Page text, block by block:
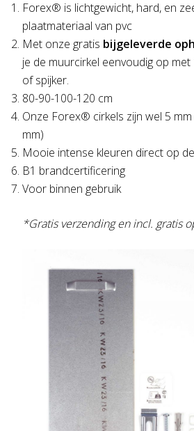
Forex® is lichtgewicht, hard, en
plaatmateriaal van pvc
Met onze gratis bijgeleverde
je de muurcirkel eenvoudig op
of spijker.
80-90-100-120 cm
Onze Forex® cirkels zijn wel 5 mm
mm)
Mooie intense kleuren direct op
B1 brandcertificering
Voor binnen gebruik
*Gratis verzending en incl. gratis